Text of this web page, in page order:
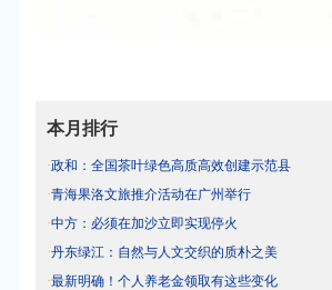
本月排行
·政和：全国茶叶绿色高质高效创建示范县
·青海果洛文旅推介活动在广州举行
·中方：必须在加沙立即实现停火
·丹东绿江：自然与人文交织的质朴之美
·最新明确！个人养老金领取有这些变化